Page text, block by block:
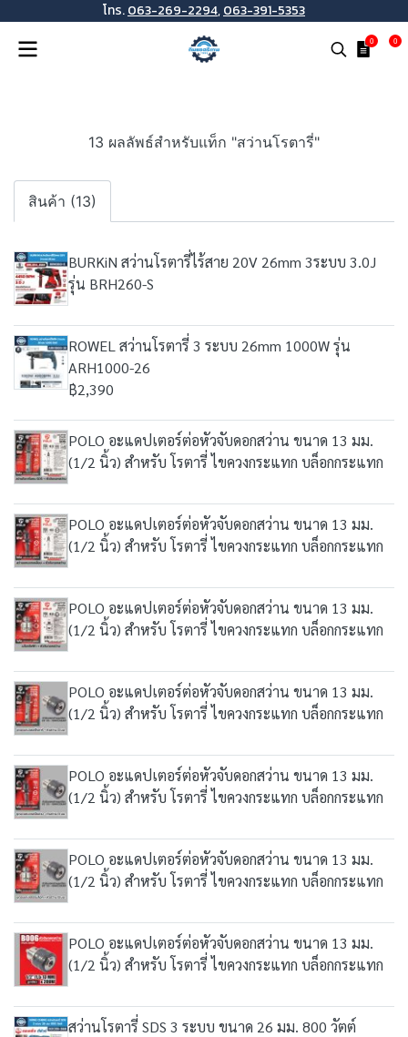
โทร.063-269-2294,063-391-5353
0 0
13 ผลลัพธ์สำหรับแท็ก "สว่านโรตารี่"
สินค้า (13)
BURKiN สว่านโรตารี่ไร้สาย 20V 26mm 3ระบบ 3.0J
รุ่น BRH260-S
ROWEL สว่านโรตารี่ 3 ระบบ 26mm 1000W รุ่น
ARH1000-26
฿2,390
POLO อะแดปเตอร์ต่อหัวจับดอกสว่าน ขนาด 13 มม.
(1/2 นิ้ว) สำหรับ โรตารี่ ไขควงกระแทก บล็อกกระแทก
POLO อะแดปเตอร์ต่อหัวจับดอกสว่าน ขนาด 13 มม.
(1/2 นิ้ว) สำหรับ โรตารี่ ไขควงกระแทก บล็อกกระแทก
POLO อะแดปเตอร์ต่อหัวจับดอกสว่าน ขนาด 13 มม.
(1/2 นิ้ว) สำหรับ โรตารี่ ไขควงกระแทก บล็อกกระแทก
POLO อะแดปเตอร์ต่อหัวจับดอกสว่าน ขนาด 13 มม.
(1/2 นิ้ว) สำหรับ โรตารี่ ไขควงกระแทก บล็อกกระแทก
POLO อะแดปเตอร์ต่อหัวจับดอกสว่าน ขนาด 13 มม.
(1/2 นิ้ว) สำหรับ โรตารี่ ไขควงกระแทก บล็อกกระแทก
POLO อะแดปเตอร์ต่อหัวจับดอกสว่าน ขนาด 13 มม.
(1/2 นิ้ว) สำหรับ โรตารี่ ไขควงกระแทก บล็อกกระแทก
POLO อะแดปเตอร์ต่อหัวจับดอกสว่าน ขนาด 13 มม.
(1/2 นิ้ว) สำหรับ โรตารี่ ไขควงกระแทก บล็อกกระแทก
สว่านโรตารี่ SDS 3 ระบบ ขนาด 26 มม. 800 วัตต์